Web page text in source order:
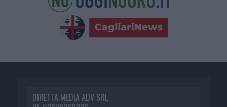
DIRETTA MEDIA ADV SRL